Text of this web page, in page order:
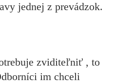
jednej z prevádzok.
zviditeľniť , to
im chceli